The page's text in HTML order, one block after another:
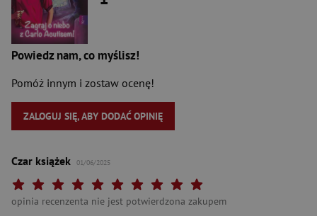
Powiedz nam, co myślisz!
Pomóż innym i zostaw ocenę!
ZALOGUJ SIĘ, ABY DODAĆ OPINIĘ
Czar książek 01/06/2025
Twoja ocena: Arcydzieło
Twoja ocena: Wybitna 9/10"
Twoja ocena: Rewelacyjna 8/10"
Twoja ocena: Bardzo dobra 7/10"
Twoja ocena: Dobra 6/10"
Twoja ocena: Przeciętna 5/10"
Twoja ocena: Może być 4/10"
Twoja ocena: Słaba 3/10"
Twoja ocena: Bardzo słaba 2/10"
Twoja ocena: Beznadziejna 1/10"
opinia recenzenta nie jest potwierdzona zakupem